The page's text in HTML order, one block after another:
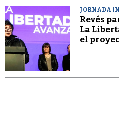
JORNADA
Revés
La
el